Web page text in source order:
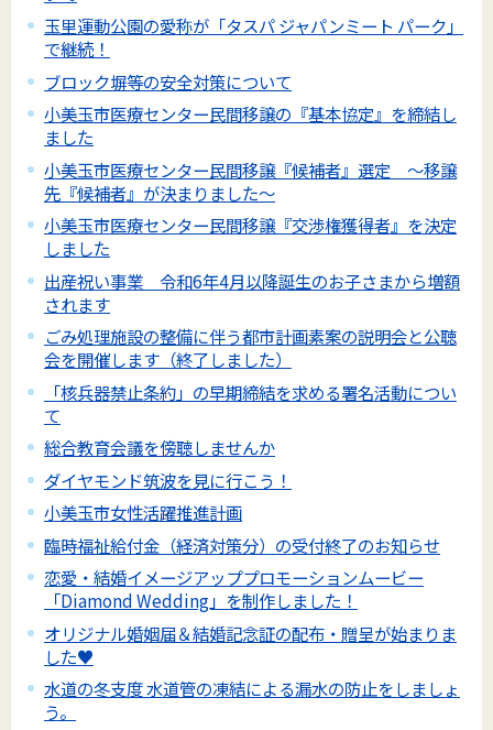
玉里運動公園の愛称が「タスパ ジャパンミート パーク」
で継続！
ブロック塀等の安全対策について
小美玉市医療センター民間移譲の『基本協定』を締結し
ました
小美玉市医療センター民間移譲『候補者』選定 ～移譲
先『候補者』が決まりました～
小美玉市医療センター民間移譲『交渉権獲得者』を決定
しました
出産祝い事業 令和6年4月以降誕生のお子さまから増額
されます
ごみ処理施設の整備に伴う都市計画素案の説明会と公聴
会を開催します（終了しました）
「核兵器禁止条約」の早期締結を求める署名活動につい
て
総合教育会議を傍聴しませんか
ダイヤモンド筑波を見に行こう！
小美玉市女性活躍推進計画
臨時福祉給付金（経済対策分）の受付終了のお知らせ
恋愛・結婚イメージアッププロモーションムービー
「Diamond Wedding」を制作しました！
オリジナル婚姻届＆結婚記念証の配布・贈呈が始まりま
した♥
水道の冬支度 水道管の凍結による漏水の防止をしましょ
う。